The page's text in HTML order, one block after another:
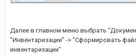
Далее в главном меню выбрать
"Инвентаризации" -> "Сформировать
инвентаризации"